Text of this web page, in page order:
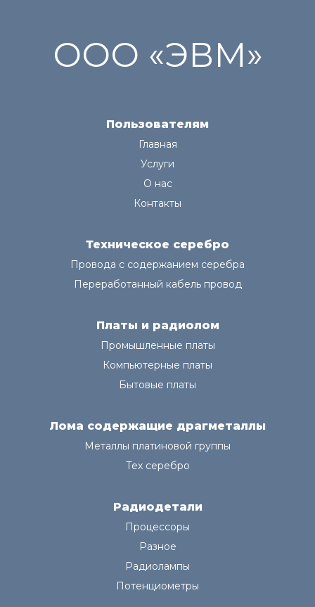
ООО «ЭВМ»
Пользователям
Главная
Услуги
О нас
Контакты
Техническое серебро
Провода с содержанием серебра
Переработанный кабель провод
Платы и радиолом
Промышленные платы
Компьютерные платы
Бытовые платы
Лома содержащие драгметаллы
Металлы платиновой группы
Тех серебро
Радиодетали
Процессоры
Разное
Радиолампы
Потенциометры